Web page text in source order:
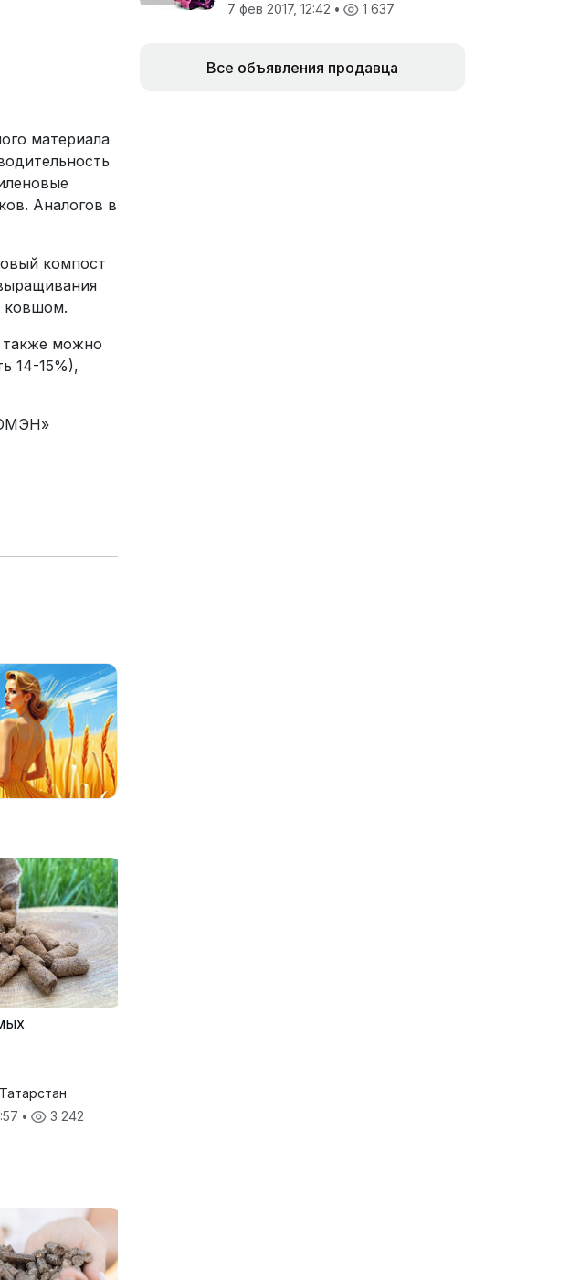
материала
Аналогов в
компост
ковшом.
также можно
14-15%),
• 3 242
7 фев 2017, 12:42 • 1 637
Все объявления продавца